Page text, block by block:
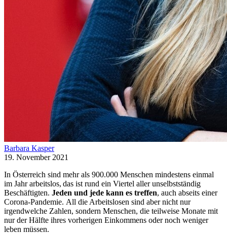
Barbara Kasper
19. November 2021
In Österreich sind mehr als 900.000 Menschen mindestens einmal
im Jahr arbeitslos, das ist rund ein Viertel aller unselbstständig
Beschäftigten. Jeden und jede kann es treffen, auch abseits einer
Corona-Pandemie. All die Arbeitslosen sind aber nicht nur
irgendwelche Zahlen, sondern Menschen, die teilweise Monate mit
nur der Hälfte ihres vorherigen Einkommens oder noch weniger
leben müssen.